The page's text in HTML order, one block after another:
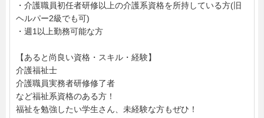
・介護職員初任者研修以上の介護系資格を所持している方(旧
ヘルパー2級でも可)
・週1以上勤務可能な方
【あると尚良い資格・スキル・経験】
介護福祉士
介護職員実務者研修修了者
など福祉系資格のある方！
福祉を勉強したい学生さん、未経験な方もぜひ！